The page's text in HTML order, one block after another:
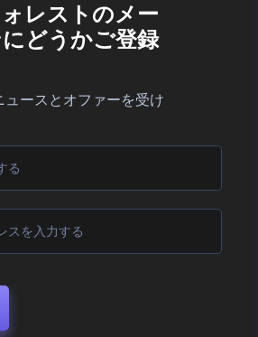
レストのメー
どうかご登録
ュースとオファーを受け